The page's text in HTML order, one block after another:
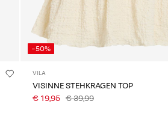
-50%
VILA
VISINNE STEHKRAGEN TOP
€ 19,95 € 39,99